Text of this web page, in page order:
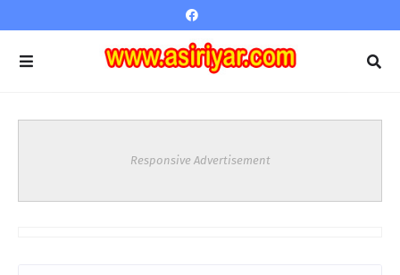
Responsive Advertisement